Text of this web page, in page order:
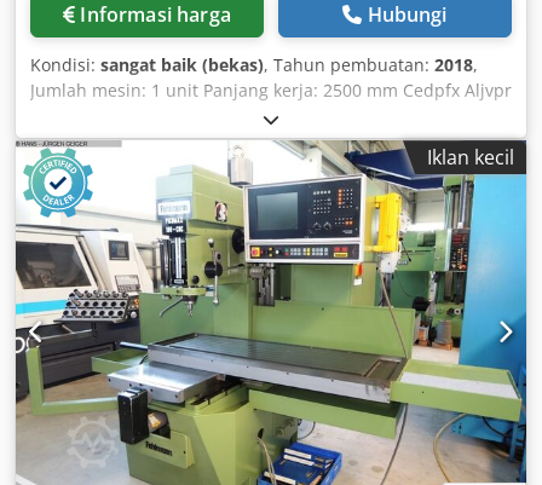
Informasi harga Hubungi
Kondisi: sangat baik (bekas), Tahun pembuatan: 2018,
Jumlah mesin: 1 unit Panjang kerja: 2500 mm Cedpfx Aljvpr
N Rogorf Pengendali: tidak ada Hecht ES 350, Mesin
pemotong profil kaca satu sisi ----- Pemutar secara
pneumatis terhadap penahan tetap. 45º/90º/135º dengan
penggerak mata gergaji secara pneumatis pemutaran
pneumatis melalui penahan pemutar manual dengan kaki
mesin, penegangan pneumatis Mata gergaji HM 350 x
3,0/2,2/30 Z 100 Ukuran rangka gergaji: panjang 700 mm,
lebar 1.600 mm, tinggi 1.500 mm Penahan pengukur 1,5 m
Dudukan 1,5 m dengan penyangga Penahan pengukur 3 m
Perpanjangan dudukan dari 1,5 m menjadi 3 m dengan
penyangga Sisipan meja beralur untuk profil kaca yang
telah diproses HECHT ASB, penahan panjang manual
dengan tampilan digital, 2500 mm Dilengkapi dengan
perangkat penyedot debu (spesifikasi teknis sesuai dengan
produsen – tanpa jaminan!)
Iklan kecil